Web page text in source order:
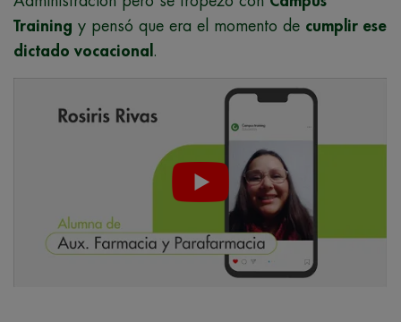
Training y pensó que era el momento de cumplir ese
dictado vocacional .